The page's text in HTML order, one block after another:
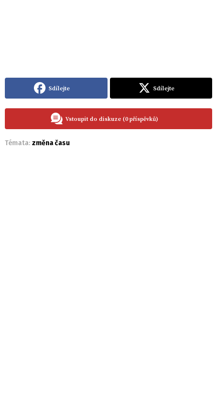
Sdílejte Sdílejte
Vstoupit do diskuze (0 příspěvků)
Témata: změna času